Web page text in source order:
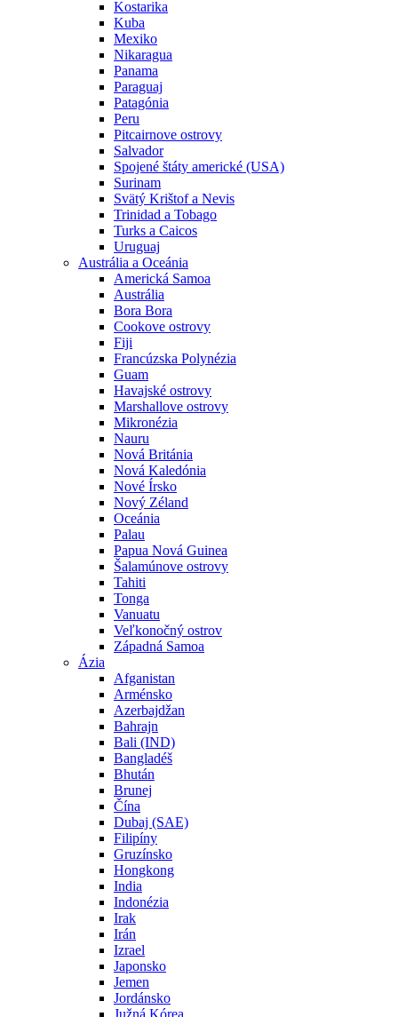
Kostarika
Kuba
Mexiko
Nikaragua
Panama
Paraguaj
Patagónia
Peru
Pitcairnove ostrovy
Salvador
Spojené štáty americké (USA)
Surinam
Svätý Krištof a Nevis
Trinidad a Tobago
Turks a Caicos
Uruguaj
Austrália a Oceánia
Americká Samoa
Austrália
Bora Bora
Cookove ostrovy
Fiji
Francúzska Polynézia
Guam
Havajské ostrovy
Marshallove ostrovy
Mikronézia
Nauru
Nová Británia
Nová Kaledónia
Nové Írsko
Nový Zéland
Oceánia
Palau
Papua Nová Guinea
Šalamúnove ostrovy
Tahiti
Tonga
Vanuatu
Veľkonočný ostrov
Západná Samoa
Ázia
Afganistan
Arménsko
Azerbajdžan
Bahrajn
Bali (IND)
Bangladéš
Bhután
Brunej
Čína
Dubaj (SAE)
Filipíny
Gruzínsko
Hongkong
India
Indonézia
Irak
Irán
Izrael
Japonsko
Jemen
Jordánsko
Južná Kórea